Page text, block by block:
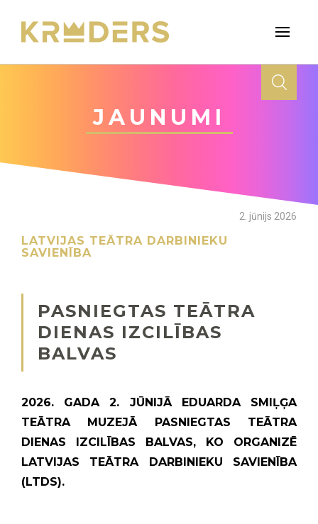
JAUNUMI
2. jūnijs 2026
LATVIJAS TEĀTRA DARBINIEKU
SAVIENĪBA
PASNIEGTAS TEĀTRA
DIENAS IZCILĪBAS
BALVAS
2026. GADA 2. JŪNIJĀ EDUARDA SMIĻĢA
TEĀTRA MUZEJĀ PASNIEGTAS TEĀTRA
DIENAS IZCILĪBAS BALVAS, KO ORGANIZĒ
LATVIJAS TEĀTRA DARBINIEKU SAVIENĪBA
(LTDS).